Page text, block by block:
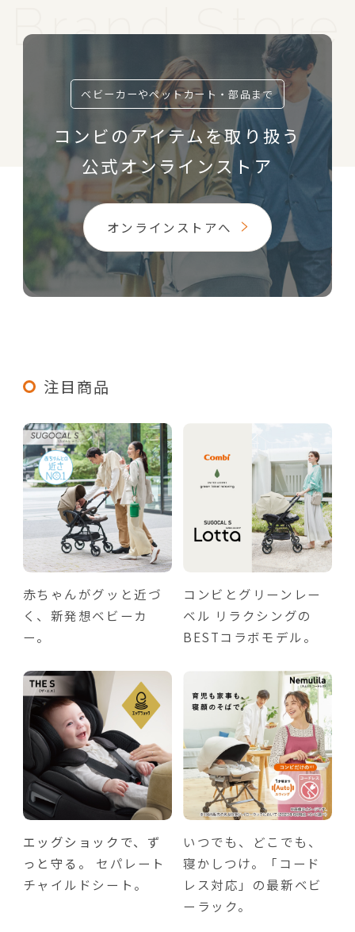
ベビーカーやペットカート・部品まで
コンビのアイテムを取り扱う
公式オンラインストア
オンラインストアへ
注目商品
赤ちゃんがグッと近づ
く、新発想ベビーカ
ー。
コンビとグリーンレー
ベル リラクシングの
BESTコラボモデル。
エッグショックで、ず
っと守る。
セパレート
チャイルドシート。
いつでも、どこでも、
寝かしつけ。「コード
レス対応」の最新ベビ
ーラック。